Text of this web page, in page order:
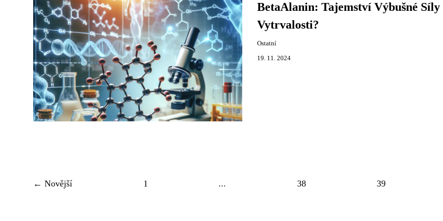
BetaAlanin: Tajemství Výbušné Síly
Vytrvalosti?
Ostatní
19. 11. 2024
← Novější 1 ... 38 39